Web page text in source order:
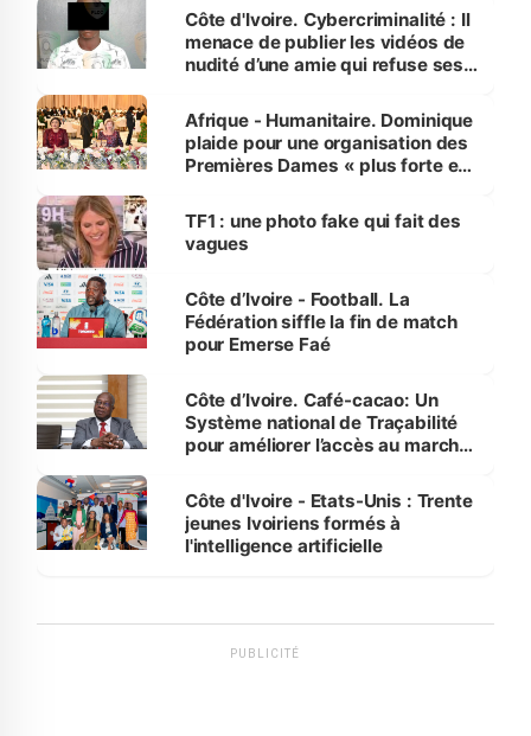
des Transports
Côte d'Ivoire. Cybercriminalité : Il
menace de publier les vidéos de
nudité d’une amie qui refuse ses
Afrique - Humanitaire. Dominique
plaide pour une organisation des
Premières Dames « plus forte et
sur la scène internationale »
TF1 : une photo fake qui fait des
vagues
Côte d’Ivoire - Football. La
Fédération siffle la fin de match
pour Emerse Faé
Côte d’Ivoire. Café-cacao: Un
Système national de Traçabilité
pour améliorer l’accès au marché
Côte d'Ivoire - Etats-Unis : Trente
jeunes Ivoiriens formés à
l'intelligence artificielle
PUBLICITÉ